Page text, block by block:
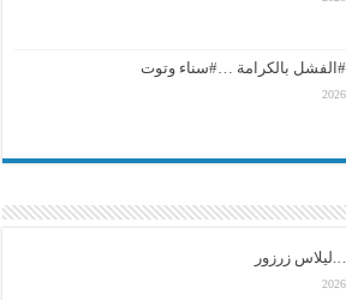
#الفشل بالكرامة …#سناء وتوت
زرزور